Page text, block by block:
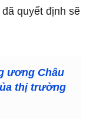
quyết định sẽ
ương Châu
thị trường